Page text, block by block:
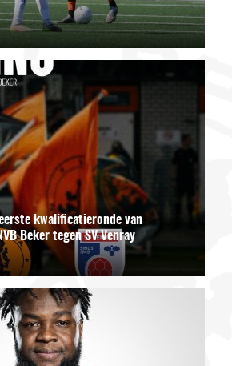
kwalificatieronde van
Beker tegen SV Venray